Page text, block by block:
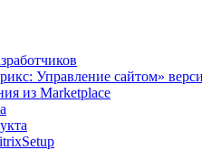
Управление сайтом»
из Marketplace